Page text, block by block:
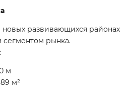
развивающихся районах
сегментом рынка.
м
м²